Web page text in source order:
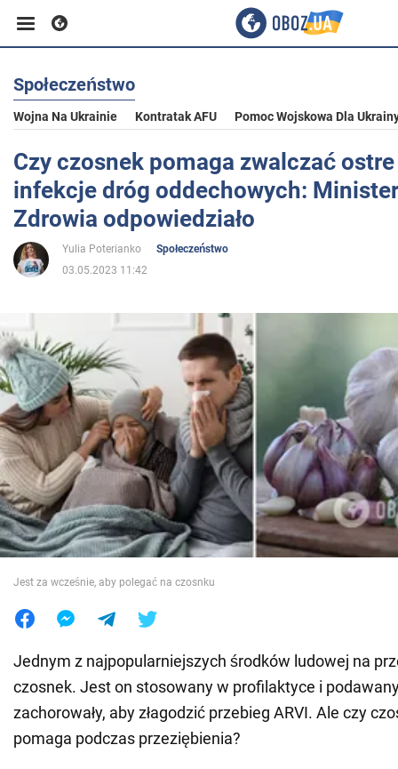
Biznes
Sport
Rozrywka
Życie
Społeczeństwo
Wojna na Ukrainie
Świat
Jedzenie
Społeczeństwo
Wojna Na Ukrainie Kontratak AFU Pomoc Wojskowa Dla
Czy czosnek pomaga zwalczać
infekcje dróg oddechowych:
Zdrowia odpowiedziało
Yulia Poterianko
Społeczeństwo
03.05.2023 11:42
Jest za wcześnie, aby polegać na czosnku
Jednym z najpopularniejszych środków ludowej na
czosnek. Jest on stosowany w profilaktyce i
zachorowały, aby złagodzić przebieg ARVI. Ale czy
pomaga podczas przeziębienia?